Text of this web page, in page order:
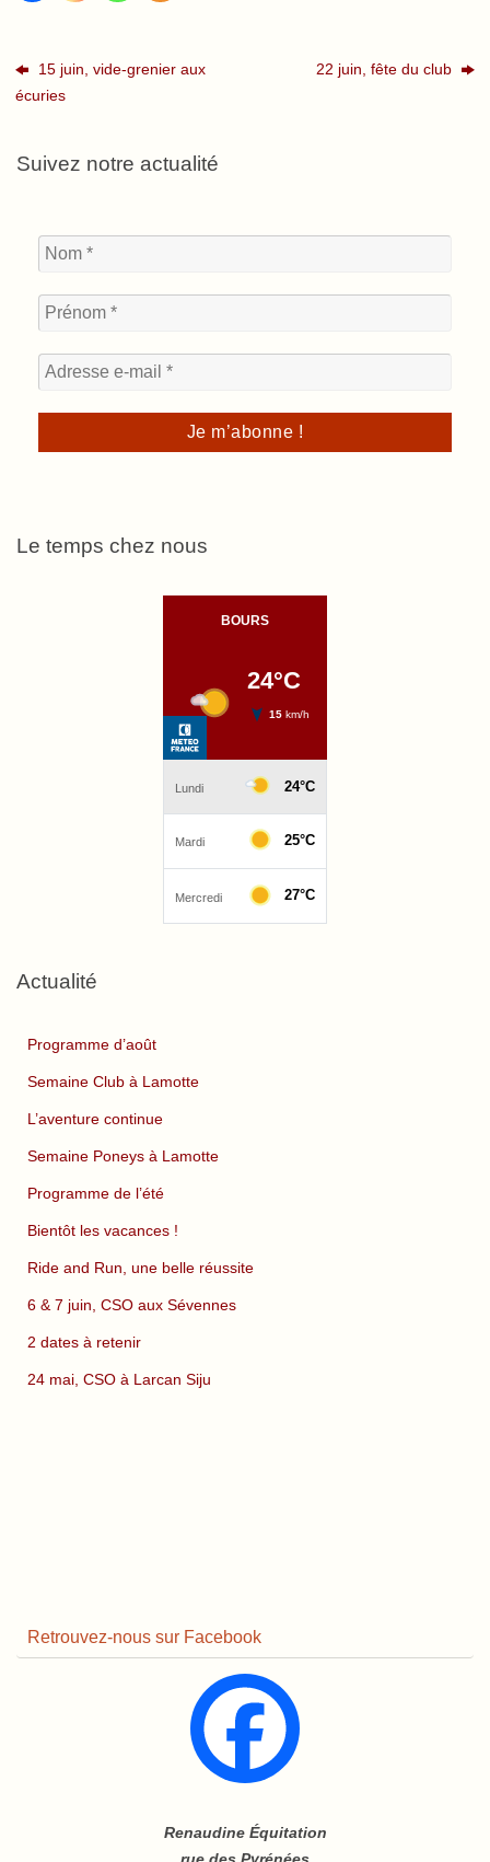
15 juin, vide-grenier aux
écuries
22 juin, fête du club
Suivez notre actualité
Le temps chez nous
Actualité
Programme d’août
Semaine Club à Lamotte
L’aventure continue
Semaine Poneys à Lamotte
Programme de l’été
Bientôt les vacances !
Ride and Run, une belle réussite
6 & 7 juin, CSO aux Sévennes
2 dates à retenir
24 mai, CSO à Larcan Siju
Retrouvez-nous sur Facebook
Renaudine Équitation